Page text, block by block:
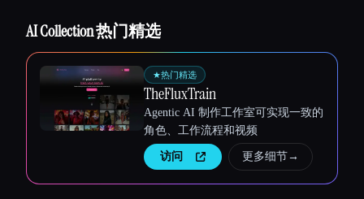
AI Collection 热门精选
★热门精选
TheFluxTrain
Agentic AI 制作工作室可实现一致的
角色、工作流程和视频
访问 更多细节→